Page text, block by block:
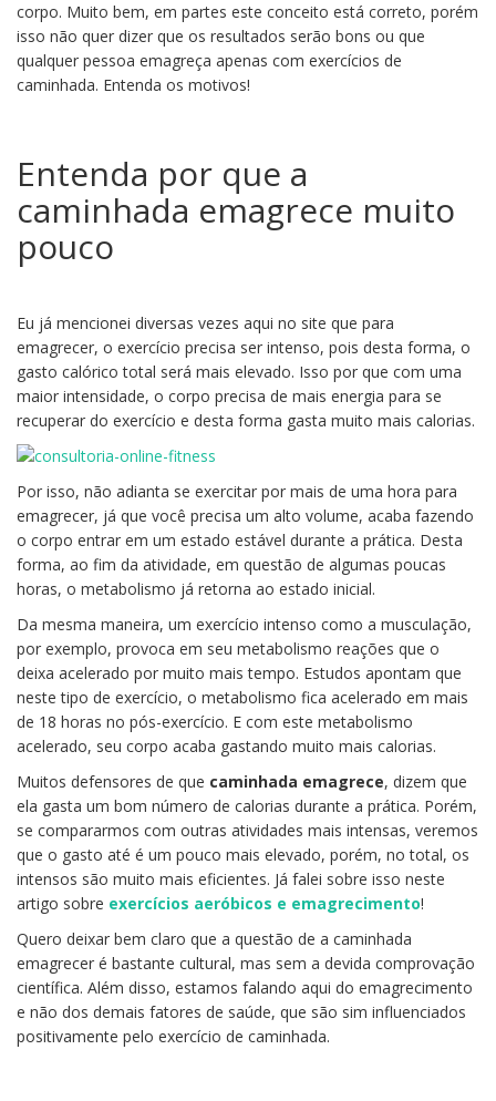
corpo. Muito bem, em partes este conceito está correto, porém
isso não quer dizer que os resultados serão bons ou que
qualquer pessoa emagreça apenas com exercícios de
caminhada. Entenda os motivos!
Entenda por que a
caminhada emagrece muito
pouco
Eu já mencionei diversas vezes aqui no site que para
emagrecer, o exercício precisa ser intenso, pois desta forma, o
gasto calórico total será mais elevado. Isso por que com uma
maior intensidade, o corpo precisa de mais energia para se
recuperar do exercício e desta forma gasta muito mais calorias.
Por isso, não adianta se exercitar por mais de uma hora para
emagrecer, já que você precisa um alto volume, acaba fazendo
o corpo entrar em um estado estável durante a prática. Desta
forma, ao fim da atividade, em questão de algumas poucas
horas, o metabolismo já retorna ao estado inicial.
Da mesma maneira, um exercício intenso como a musculação,
por exemplo, provoca em seu metabolismo reações que o
deixa acelerado por muito mais tempo. Estudos apontam que
neste tipo de exercício, o metabolismo fica acelerado em mais
de 18 horas no pós-exercício. E com este metabolismo
acelerado, seu corpo acaba gastando muito mais calorias.
Muitos defensores de que caminhada emagrece, dizem que
ela gasta um bom número de calorias durante a prática. Porém,
se compararmos com outras atividades mais intensas, veremos
que o gasto até é um pouco mais elevado, porém, no total, os
intensos são muito mais eficientes. Já falei sobre isso neste
artigo sobre exercícios aeróbicos e emagrecimento!
Quero deixar bem claro que a questão de a caminhada
emagrecer é bastante cultural, mas sem a devida comprovação
científica. Além disso, estamos falando aqui do emagrecimento
e não dos demais fatores de saúde, que são sim influenciados
positivamente pelo exercício de caminhada.